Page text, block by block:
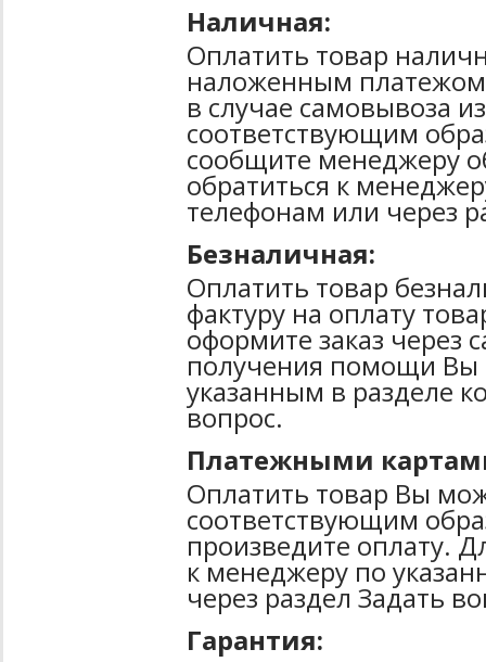
Наличная:
Оплатить товар
наложенным
в случае самовывоза
соответствующим
сообщите менеджеру
обратиться к
телефонам или через
Безналичная:
Оплатить товар
фактуру на оплату
оформите заказ через
получения помощи Вы
указанным в разделе
вопрос.
Платежными
Оплатить товар Вы
соответствующим
произведите оплату.
к менеджеру по
через раздел Задать
Гарантия: